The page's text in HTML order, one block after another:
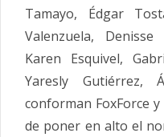
Tamayo, Édgar
Valenzuela,
Karen Esquivel,
Yaresly Gutiérrez,
conforman FoxForce y
de poner en alto el